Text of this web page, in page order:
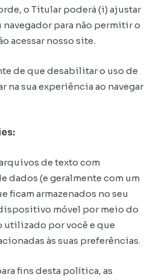
o Titular poderá (i) ajustar
para não permitir o
acessar nosso site.
de que desabilitar o uso de
na sua experiência ao navegar
de texto com
dados (e geralmente com um
armazenados no seu
móvel por meio do
utilizado por você e que
às suas preferências.
fins desta política, as